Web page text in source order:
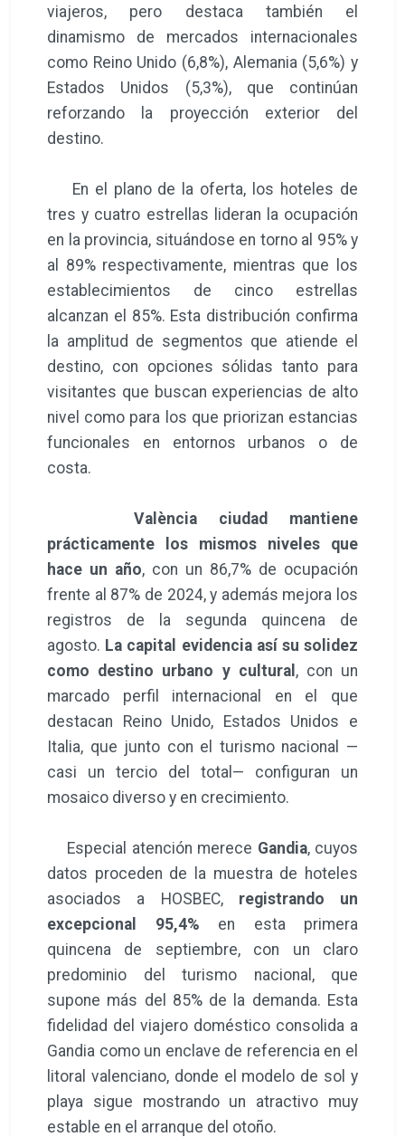
viajeros, pero destaca también el
dinamismo de mercados internacionales
como Reino Unido (6,8%), Alemania (5,6%) y
Estados Unidos (5,3%), que continúan
reforzando la proyección exterior del
destino.
En el plano de la oferta, los hoteles de
tres y cuatro estrellas lideran la ocupación
en la provincia, situándose en torno al 95% y
al 89% respectivamente, mientras que los
establecimientos de cinco estrellas
alcanzan el 85%. Esta distribución confirma
la amplitud de segmentos que atiende el
destino, con opciones sólidas tanto para
visitantes que buscan experiencias de alto
nivel como para los que priorizan estancias
funcionales en entornos urbanos o de
costa.
València ciudad mantiene
prácticamente los mismos niveles que
hace un año, con un 86,7% de ocupación
frente al 87% de 2024, y además mejora los
registros de la segunda quincena de
agosto. La capital evidencia así su solidez
como destino urbano y cultural , con un
marcado perfil internacional en el que
destacan Reino Unido, Estados Unidos e
Italia, que junto con el turismo nacional —
casi un tercio del total— configuran un
mosaico diverso y en crecimiento.
Especial atención merece Gandia, cuyos
datos proceden de la muestra de hoteles
asociados a HOSBEC, registrando un
excepcional 95,4% en esta primera
quincena de septiembre, con un claro
predominio del turismo nacional, que
supone más del 85% de la demanda. Esta
fidelidad del viajero doméstico consolida a
Gandia como un enclave de referencia en el
litoral valenciano, donde el modelo de sol y
playa sigue mostrando un atractivo muy
estable en el arranque del otoño.